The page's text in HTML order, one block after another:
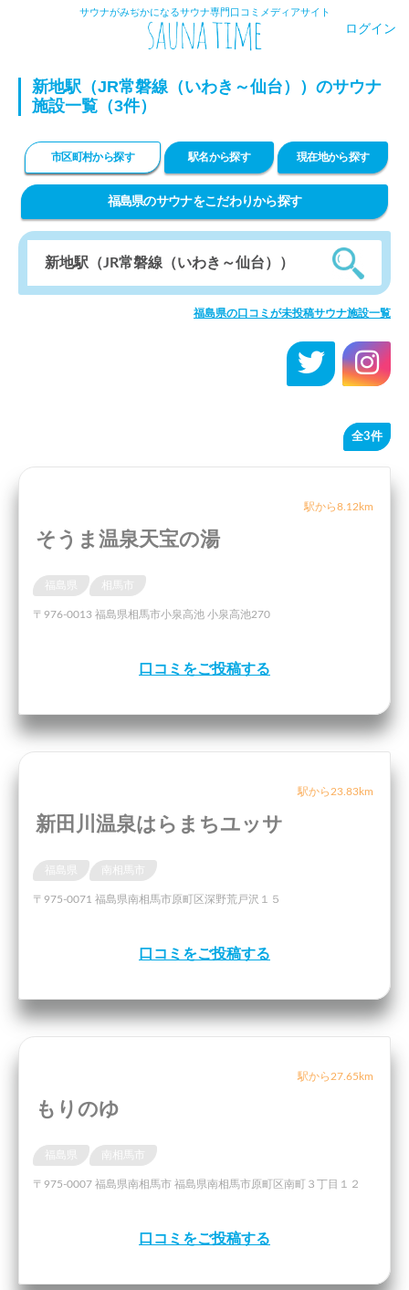
サウナがみぢかになるサウナ専門口コミメディアサイト
ログイン
新地駅（JR常磐線（いわき～仙台））のサウナ
施設一覧（3件）
市区町村から探す 駅名から探す 現在地から探す
福島県のサウナをこだわりから探す
福島県の口コミが未投稿サウナ施設一覧
全3件
駅から8.12km
そうま温泉天宝の湯
〒976-0013 福島県相馬市小泉高池 小泉高池270
口コミをご投稿する
駅から23.83km
新田川温泉はらまちユッサ
〒975-0071 福島県南相馬市原町区深野荒戸沢１５
口コミをご投稿する
駅から27.65km
もりのゆ
〒975-0007 福島県南相馬市 福島県南相馬市原町区南町３丁目１２
口コミをご投稿する